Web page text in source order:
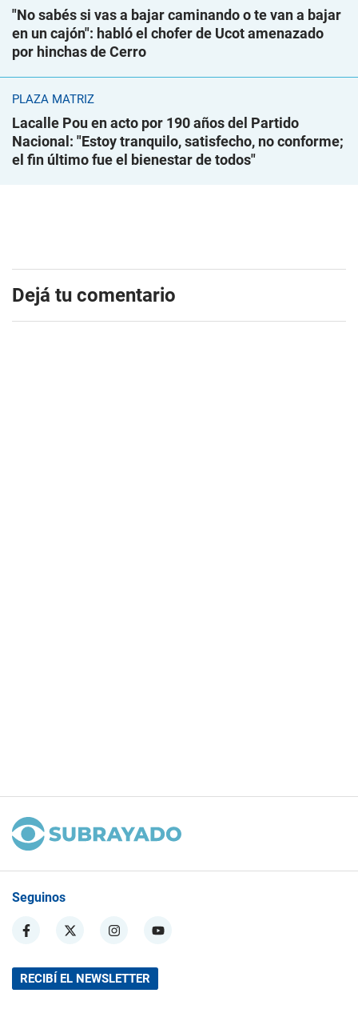
"No sabés si vas a bajar caminando o te van a bajar
en un cajón": habló el chofer de Ucot amenazado
por hinchas de Cerro
PLAZA MATRIZ
Lacalle Pou en acto por 190 años del Partido
Nacional: "Estoy tranquilo, satisfecho, no conforme;
el fin último fue el bienestar de todos"
Dejá tu comentario
Seguinos
RECIBÍ EL NEWSLETTER